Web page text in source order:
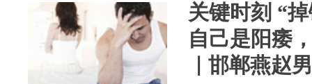
关键时刻 “
自己是阳痿
｜邯郸燕赵